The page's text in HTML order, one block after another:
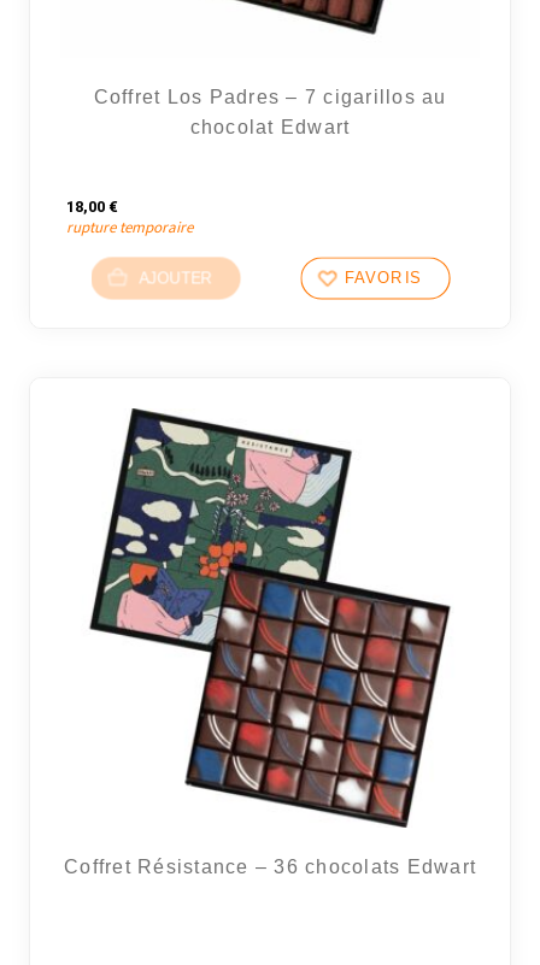
Coffret Los Padres – 7 cigarillos au
chocolat Edwart
18,00 €
rupture temporaire
AJOUTER FAVORIS
Coffret Résistance – 36 chocolats Edwart